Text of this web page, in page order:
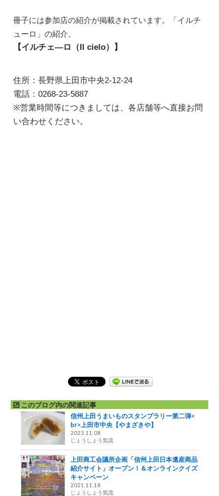
冊子には参加店の紹介が掲載されています。「イルチ
ューロ」の紹介。
【イルチェ―ロ（Il cielo）】
住所：長野県上田市中央2-12-24
電話：0268-23-5887
※営業時間等につきましては、各店舗等へ直接お問
い合わせください。
このブログ内の関連記事
信州上田うまいものスタンプラリー第二弾<
br>上田市中央【やまざきや】
2023.11.08
じょうしょう気流
上田商工会議所企画「信州上田日本遺産商品
紹介サイト」オープン！＆オンラインクイズ
キャンペーン
2021.11.18
じょうしょう気流